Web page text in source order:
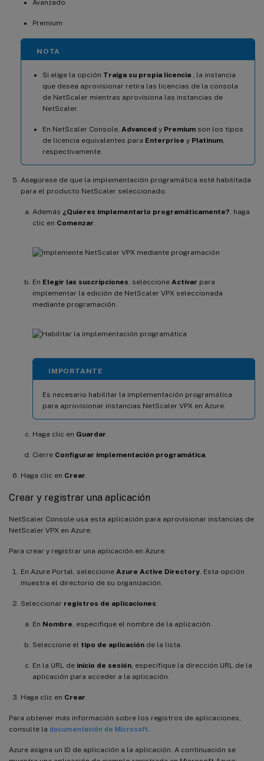
Avanzado
Premium
NOTA
Si elige la opción Traiga su propia licencia , la instancia
que desea aprovisionar retira las licencias de la consola
de NetScaler mientras aprovisiona las instancias de
NetScaler.
En NetScaler Console, Advanced y Premium son los tipos
de licencia equivalentes para Enterprise y Platinum
respectivamente.
Asegúrese de que la implementación programática esté habilitada
para el producto NetScaler seleccionado.
Además ¿Quieres implementarlo programáticamente? , haga
clic en Comenzar
En Elegir las suscripciones , seleccione Activar para
implementar la edición de NetScaler VPX seleccionada
mediante programación.
IMPORTANTE
Es necesario habilitar la implementación programática
para aprovisionar instancias NetScaler VPX en Azure.
Haga clic en Guardar
Cierre Configurar implementación programática
Haga clic en Crear
Crear y registrar una aplicación
NetScaler Console usa esta aplicación para aprovisionar instancias de
NetScaler VPX en Azure.
Para crear y registrar una aplicación en Azure:
En Azure Portal, seleccione Azure Active Directory . Esta opción
muestra el directorio de su organización.
Seleccionar registros de aplicaciones:
En Nombre , especifique el nombre de la aplicación.
Seleccione el tipo de aplicación de la lista.
En la URL de inicio de sesión , especifique la dirección URL de la
aplicación para acceder a la aplicación.
Haga clic en Crear
Para obtener más información sobre los registros de aplicaciones,
consulte la documentación de Microsoft
Azure asigna un ID de aplicación a la aplicación. A continuación se